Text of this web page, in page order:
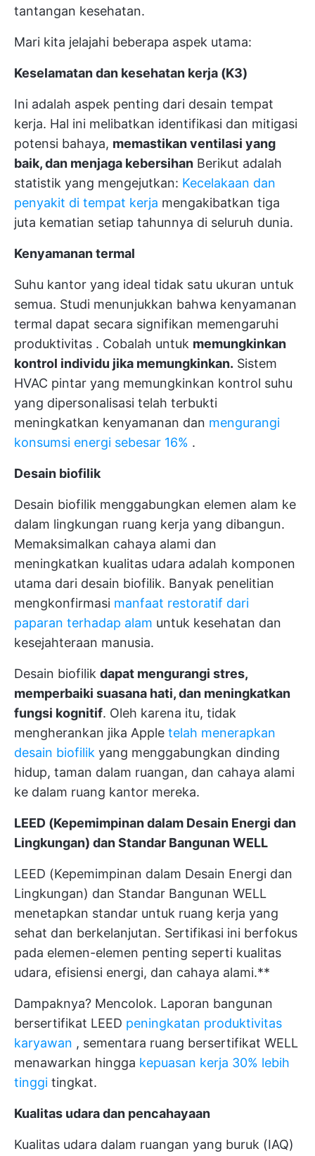
tantangan kesehatan.
Mari kita jelajahi beberapa aspek utama:
Keselamatan dan kesehatan kerja (K3)
Ini adalah aspek penting dari desain tempat
kerja. Hal ini melibatkan identifikasi dan mitigasi
potensi bahaya, memastikan ventilasi yang
baik, dan menjaga kebersihan Berikut adalah
statistik yang mengejutkan: Kecelakaan dan
penyakit di tempat kerja mengakibatkan tiga
juta kematian setiap tahunnya di seluruh dunia.
Kenyamanan termal
Suhu kantor yang ideal tidak satu ukuran untuk
semua. Studi menunjukkan bahwa kenyamanan
termal dapat secara signifikan memengaruhi
produktivitas . Cobalah untuk memungkinkan
kontrol individu jika memungkinkan. Sistem
HVAC pintar yang memungkinkan kontrol suhu
yang dipersonalisasi telah terbukti
meningkatkan kenyamanan dan mengurangi
konsumsi energi sebesar 16% .
Desain biofilik
Desain biofilik menggabungkan elemen alam ke
dalam lingkungan ruang kerja yang dibangun.
Memaksimalkan cahaya alami dan
meningkatkan kualitas udara adalah komponen
utama dari desain biofilik. Banyak penelitian
mengkonfirmasi manfaat restoratif dari
paparan terhadap alam untuk kesehatan dan
kesejahteraan manusia.
Desain biofilik dapat mengurangi stres,
memperbaiki suasana hati, dan meningkatkan
fungsi kognitif. Oleh karena itu, tidak
mengherankan jika Apple telah menerapkan
desain biofilik yang menggabungkan dinding
hidup, taman dalam ruangan, dan cahaya alami
ke dalam ruang kantor mereka.
LEED (Kepemimpinan dalam Desain Energi dan
Lingkungan) dan Standar Bangunan WELL
LEED (Kepemimpinan dalam Desain Energi dan
Lingkungan) dan Standar Bangunan WELL
menetapkan standar untuk ruang kerja yang
sehat dan berkelanjutan. Sertifikasi ini berfokus
pada elemen-elemen penting seperti kualitas
udara, efisiensi energi, dan cahaya alami.**
Dampaknya? Mencolok. Laporan bangunan
bersertifikat LEED peningkatan produktivitas
karyawan , sementara ruang bersertifikat WELL
menawarkan hingga kepuasan kerja 30% lebih
tinggi tingkat.
Kualitas udara dan pencahayaan
Kualitas udara dalam ruangan yang buruk (IAQ)